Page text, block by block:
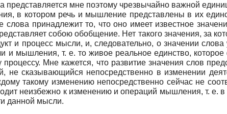
представляется мне поэтому чрезвычайно важной
в котором речь и мышление представлены в их
слова принадлежит то, что оно имеет известное
собою обобщение. Нет такого значения, за
и процесс мысли, и, следовательно, о значении
и мышления, т. е. то живое реальное единство,
Мне кажется, что развитие значения слов
не сказывающийся непосредственно в изменении
такому изменению непосредственно сейчас не
неизбежно к изменению и операций мышления, т. е. в
данной мысли.